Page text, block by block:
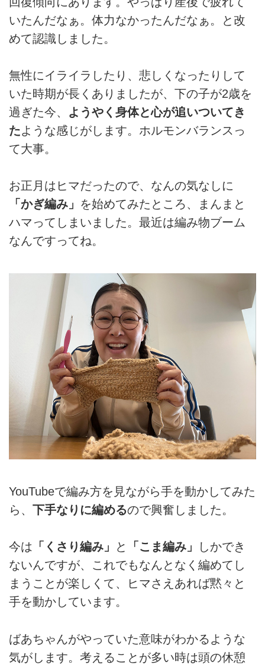
いたんだなぁ。体力なかったんだなぁ。と改
めて認識しました。
無性にイライラしたり、悲しくなったりして
いた時期が長くありましたが、下の子が2歳を
過ぎた今、 ようやく身体と心が追いついてき
たような感じがします。ホルモンバランスっ
て大事。
お正月はヒマだったので、なんの気なしに
「かぎ編み」 を始めてみたところ、まんまと
ハマってしまいました。最近は編み物ブーム
なんですってね。
YouTubeで編み方を見ながら手を動かしてみた
ら、 下手なりに編めるので興奮しました。
今は 「くさり編み」 と 「こま編み」
しかでき
ないんですが、これでもなんとなく編めてし
まうことが楽しくて、ヒマさえあれば黙々と
手を動かしています。
ばあちゃんがやっていた意味がわかるような
気がします。考えることが多い時は頭の休憩